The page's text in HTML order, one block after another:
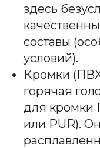
здесь
составы
условий).
Кромки
горячая
для кромки
или PUR).